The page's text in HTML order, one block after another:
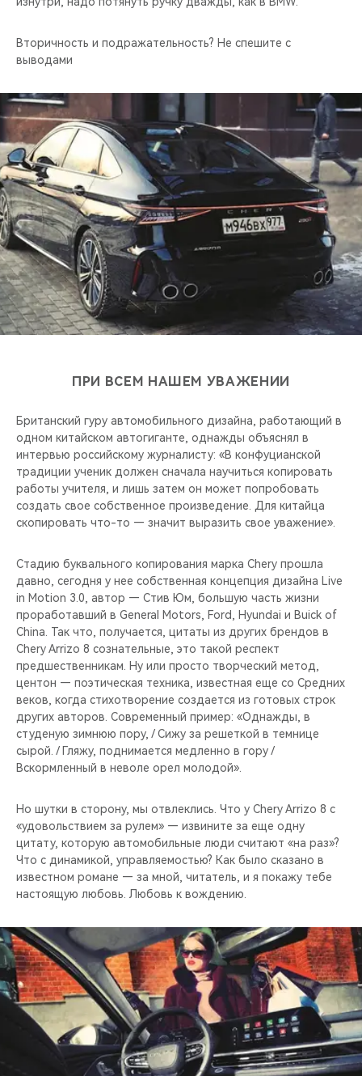
Вторичность и подражательность? Не спешите с
выводами
ПРИ ВСЕМ НАШЕМ УВАЖЕНИИ
Британский гуру автомобильного дизайна, работающий в
одном китайском автогиганте, однажды объяснял в
интервью российскому журналисту: «В конфуцианской
традиции ученик должен сначала научиться копировать
работы учителя, и лишь затем он может попробовать
создать свое собственное произведение. Для китайца
скопировать что-то — значит выразить свое уважение».
Стадию буквального копирования марка Chery прошла
давно, сегодня у нее собственная концепция дизайна Live
in Motion 3.0, автор — Стив Юм, большую часть жизни
проработавший в General Motors, Ford, Hyundai и Buick of
China. Так что, получается, цитаты из других брендов в
Chery Arrizo 8 сознательные, это такой респект
предшественникам. Ну или просто творческий метод,
центон — поэтическая техника, известная еще со Средних
веков, когда стихотворение создается из готовых строк
других авторов. Современный пример: «Однажды, в
студеную зимнюю пору, / Сижу за решеткой в темнице
сырой. / Гляжу, поднимается медленно в гору /
Вскормленный в неволе орел молодой».
Но шутки в сторону, мы отвлеклись. Что у Chery Arrizo 8 с
«удовольствием за рулем» — извините за еще одну
цитату, которую автомобильные люди считают «на раз»?
Что с динамикой, управляемостью? Как было сказано в
известном романе — за мной, читатель, и я покажу тебе
настоящую любовь. Любовь к вождению.